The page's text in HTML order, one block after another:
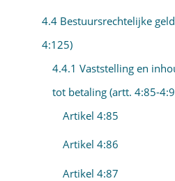
4.4 Bestuursrechtelijke
4:125)
4.4.1 Vaststelling en
tot betaling (artt. 4:85-
Artikel 4:85
Artikel 4:86
Artikel 4:87